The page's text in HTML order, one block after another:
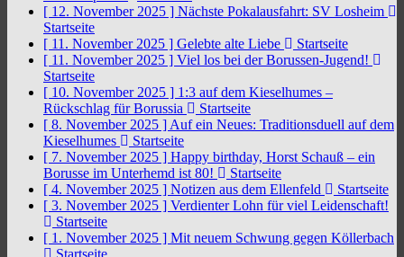
[ 12. November 2025 ] Nächste Pokalausfahrt: SV Losheim
Startseite
[ 11. November 2025 ] Gelebte alte Liebe
Startseite
[ 11. November 2025 ] Viel los bei der Borussen-Jugend!
Startseite
[ 10. November 2025 ] 1:3 auf dem Kieselhumes –
Rückschlag für Borussia
Startseite
[ 8. November 2025 ] Auf ein Neues: Traditionsduell auf dem
Kieselhumes
Startseite
[ 7. November 2025 ] Happy birthday, Horst Schauß – ein
Borusse im Unterhemd ist 80!
Startseite
[ 4. November 2025 ] Notizen aus dem Ellenfeld
Startseite
[ 3. November 2025 ] Verdienter Lohn für viel Leidenschaft!
Startseite
[ 1. November 2025 ] Mit neuem Schwung gegen Köllerbach
Startseite